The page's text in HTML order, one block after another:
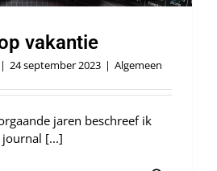
vakantie
| 24 september 2023 | Algemeen
jaren beschreef ik
[...]